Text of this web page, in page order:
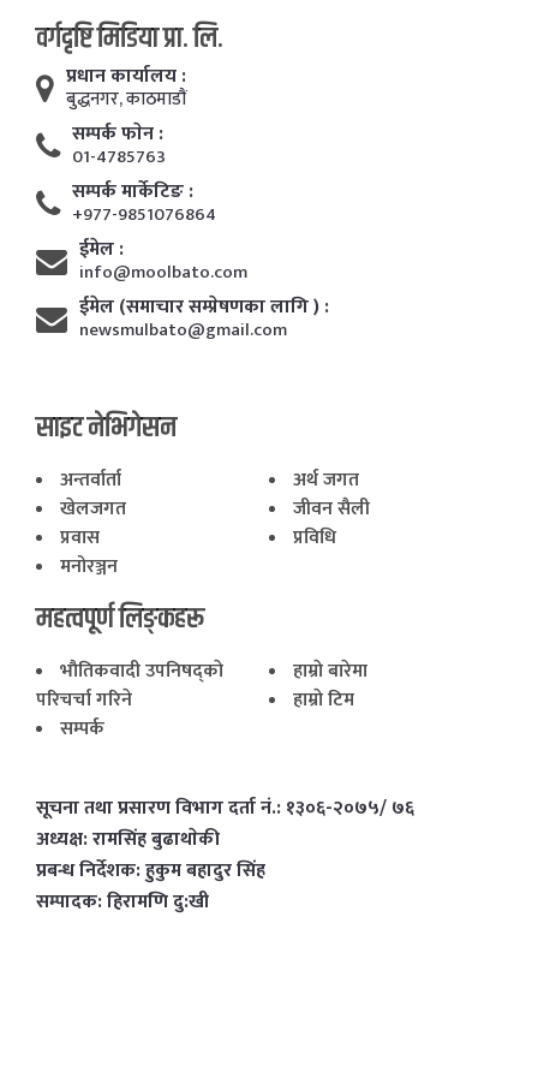
वर्गदृष्टि मिडिया प्रा. लि.
प्रधान कार्यालय :
बुद्धनगर, काठमाडाैं
सम्पर्क फाेन :
01-4785763
सम्पर्क मार्केटिङ :
+977-9851076864
ईमेल :
info@moolbato.com
ईमेल (समाचार सम्प्रेषणका लागि ) :
newsmulbato@gmail.com
साइट नेभिगेसन
अन्तर्वार्ता
अर्थ जगत
खेलजगत
जीवन सैली
प्रवास
प्रविधि
मनोरञ्जन
महत्वपूर्ण लिङ्कहरू
भाैतिकवादी उपनिषद्काे
परिचर्चा गरिने
हाम्राे बारेमा
हाम्राे टिम
सम्पर्क
सूचना तथा प्रसारण विभाग दर्ता नं.: १३०६-२०७५/ ७६
अध्यक्ष: रामसिंह बुढाथाेकी
प्रबन्ध निर्देशक: हुकुम बहादुर सिंह
सम्पादक: हिरामणि दु:खी